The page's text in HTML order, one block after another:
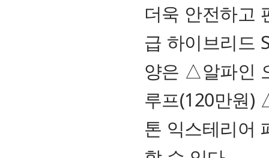
더욱 안전하고
급 하이브리드
양은 △알파인
루프(120만원)
톤 익스테리어